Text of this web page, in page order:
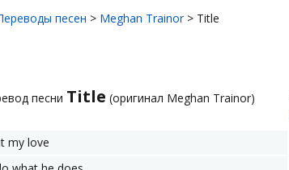
песен > Meghan Trainor> Title
песни Title (оригинал Meghan Trainor)
my love